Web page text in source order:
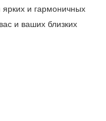
ярких и гармоничных
и ваших близких